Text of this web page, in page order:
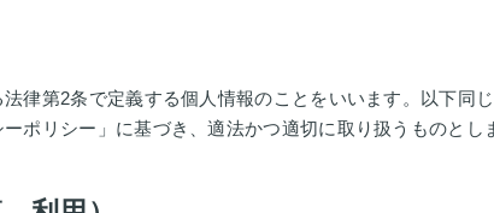
律第2条で定義する個人情報のことをいいます。以下同
ポリシー」に基づき、適法かつ適切に取り扱うものとし